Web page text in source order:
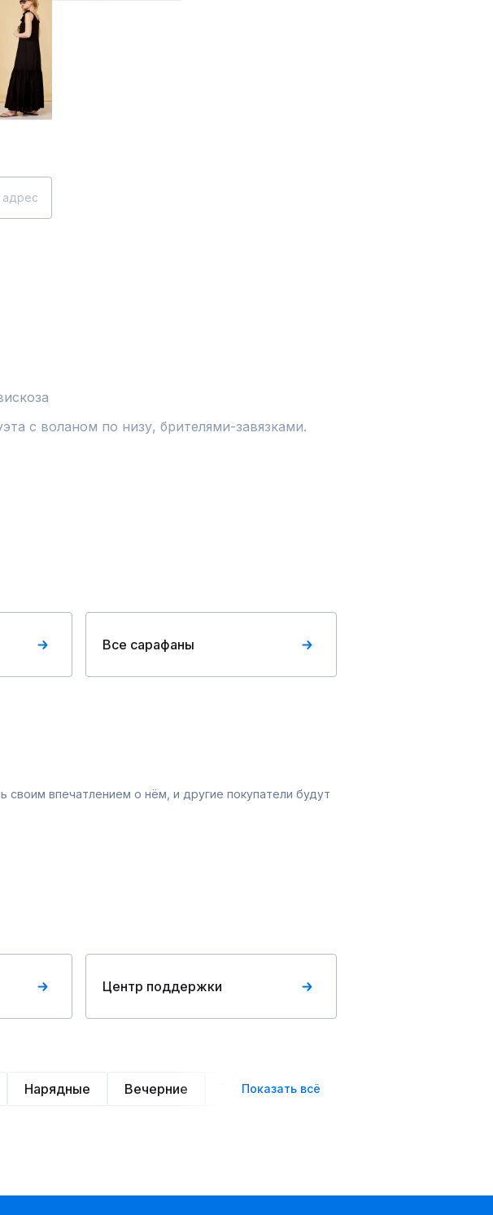
адрес
с воланом по низу, брителями-завязками.
Все сарафаны
своим впечатлением о нём, и другие покупатели будут
Центр поддержки
Нарядные Вечерние Трикотажные
Показать всё